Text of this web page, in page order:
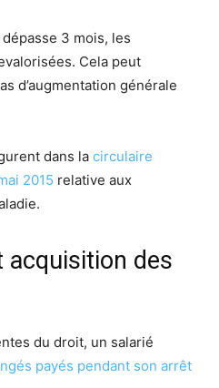
3 mois, les
Cela peut
d’augmentation générale
dans la circulaire
2015 relative aux
acquisition des
du droit, un salarié
payés pendant son arrêt